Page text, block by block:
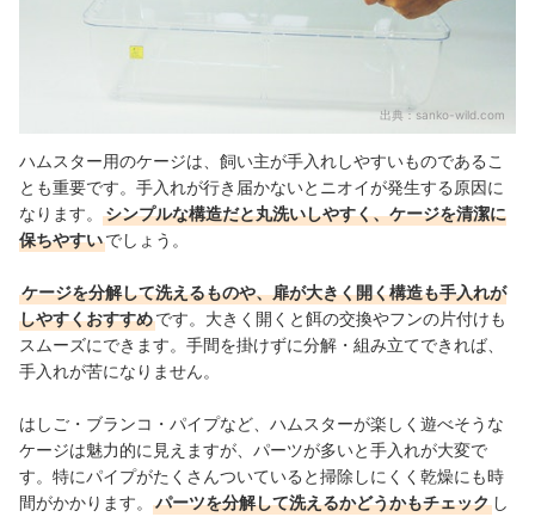
出典：sanko-wild.com
ハムスター用のケージは、飼い主が手入れしやすいものであるこ
とも重要です。手入れが行き届かないとニオイが発生する原因に
なります。
シンプルな構造だと丸洗いしやすく、ケージを清潔に
保ちやすいでしょう。
ケージを分解して洗えるものや、扉が大きく開く構造も手入れが
しやすくおすすめです。大きく開くと餌の交換やフンの片付けも
スムーズにできます。手間を掛けずに分解・組み立てできれば、
手入れが苦になりません。
はしご・ブランコ・パイプなど、ハムスターが楽しく遊べそうな
ケージは魅力的に見えますが、パーツが多いと手入れが大変で
す。特にパイプがたくさんついていると掃除しにくく乾燥にも時
間がかかります。
パーツを分解して洗えるかどうかもチェック し